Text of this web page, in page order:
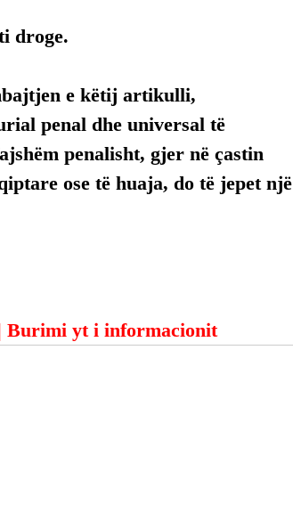
droge.
e këtij artikulli,
penal dhe universal të
penalisht, gjer në çastin
ose të huaja, do të jepet një
Burimi yt i informacionit